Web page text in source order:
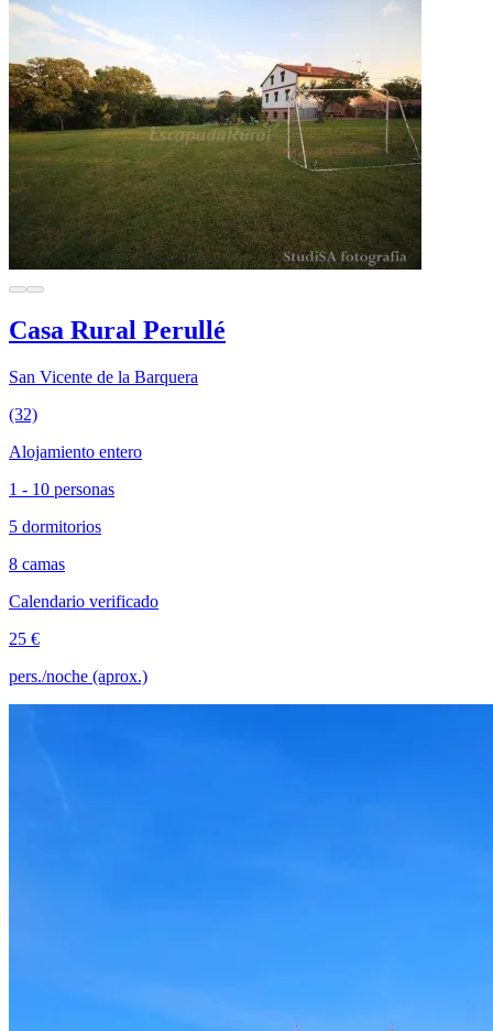
Casa Rural Perullé
San Vicente de la Barquera
(32)
Alojamiento entero
1 - 10 personas
5 dormitorios
8 camas
Calendario verificado
25 €
pers./noche (aprox.)